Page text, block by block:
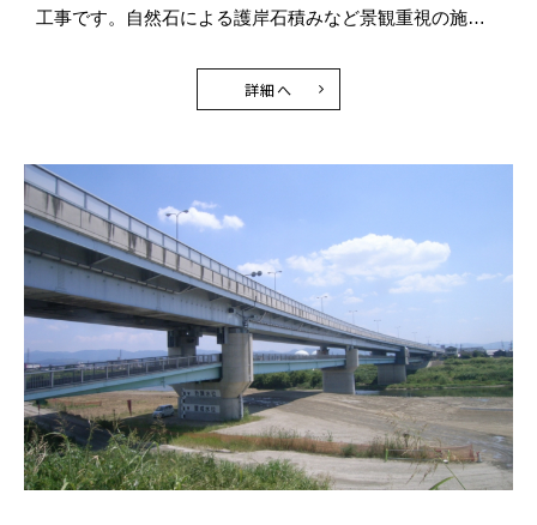
工事です。自然石による護岸石積みなど景観重視の施…
詳細へ